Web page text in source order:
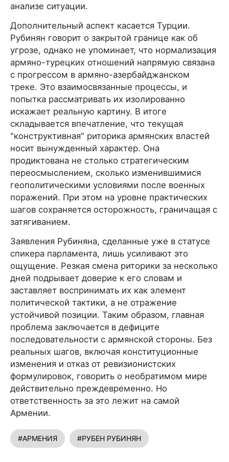
анализе ситуации.
Дополнительный аспект касается Турции.
Рубинян говорит о закрытой границе как об
угрозе, однако не упоминает, что нормализация
армяно-турецких отношений напрямую связана
с прогрессом в армяно-азербайджанском
треке. Это взаимосвязанные процессы, и
попытка рассматривать их изолированно
искажает реальную картину. В итоге
складывается впечатление, что текущая
"конструктивная" риторика армянских властей
носит вынужденный характер. Она
продиктована не столько стратегическим
переосмыслением, сколько изменившимися
геополитическими условиями после военных
поражений. При этом на уровне практических
шагов сохраняется осторожность, граничащая с
затягиванием.
Заявления Рубиняна, сделанные уже в статусе
спикера парламента, лишь усиливают это
ощущение. Резкая смена риторики за несколько
дней подрывает доверие к его словам и
заставляет воспринимать их как элемент
политической тактики, а не отражение
устойчивой позиции. Таким образом, главная
проблема заключается в дефиците
последовательности с армянской стороны. Без
реальных шагов, включая конституционные
изменения и отказ от ревизионистских
формулировок, говорить о необратимом мире
действительно преждевременно. Но
ответственность за это лежит на самой
Армении.
#АРМЕНИЯ #РУБЕН РУБИНЯН